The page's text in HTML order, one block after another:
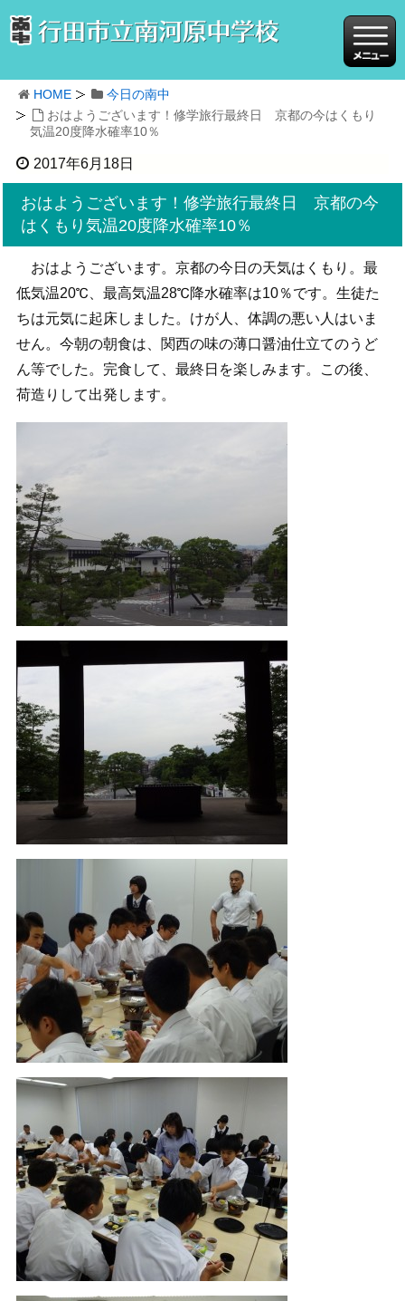
HOME
今日の南中
おはようございます！修学旅行最終日 京都の今はくもり
気温20度降水確率10％
2017年6月18日
おはようございます！修学旅行最終日 京都の今
はくもり気温20度降水確率10％
おはようございます。京都の今日の天気はくもり。最
低気温20℃、最高気温28℃降水確率は10％です。生徒た
ちは元気に起床しました。けが人、体調の悪い人はいま
せん。今朝の朝食は、関西の味の薄口醤油仕立てのうど
ん等でした。完食して、最終日を楽しみます。この後、
荷造りして出発します。